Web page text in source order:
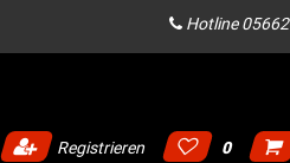
Hotline
Registrieren 0